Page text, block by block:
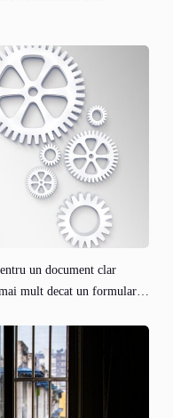
un document clar
mult decat un formular…